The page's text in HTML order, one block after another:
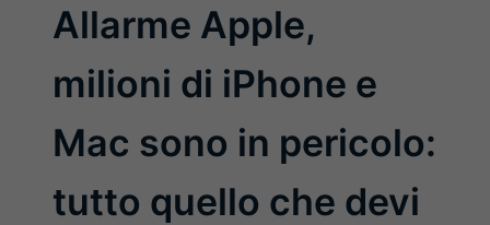
Allarme Apple,
milioni di iPhone e
Mac sono in pericolo:
tutto quello che devi